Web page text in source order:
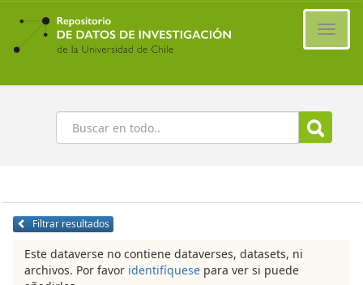
Ir
contenido
principal
Buscar
Filtrar resultados
Este dataverse no contiene dataverses, datasets, ni
archivos. Por favor identifíquese para ver si puede